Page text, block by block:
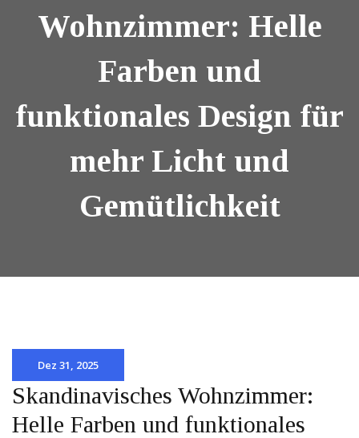
Wohnzimmer: Helle
Farben und
funktionales Design für
mehr Licht und
Gemütlichkeit
Dez 31, 2025
Skandinavisches Wohnzimmer:
Helle Farben und funktionales